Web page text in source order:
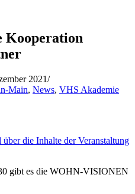
Kooperation
2021
Main, News, VHS Akademie
die Inhalte der Veranstaltung
gibt es die WOHN-VISIONEN